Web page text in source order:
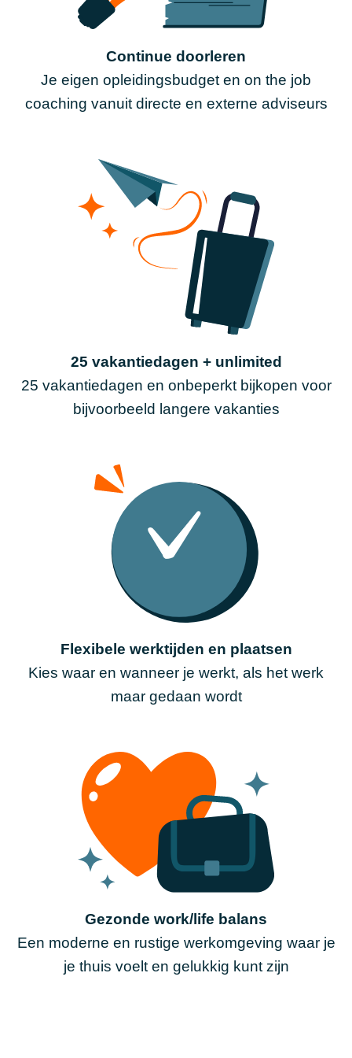
Continue doorleren
Je eigen opleidingsbudget en on the job
coaching vanuit directe en externe adviseurs
25 vakantiedagen + unlimited
25 vakantiedagen en onbeperkt bijkopen voor
bijvoorbeeld langere vakanties
Flexibele werktijden en plaatsen
Kies waar en wanneer je werkt, als het werk
maar gedaan wordt
Gezonde work/life balans
Een moderne en rustige werkomgeving waar je
je thuis voelt en gelukkig kunt zijn